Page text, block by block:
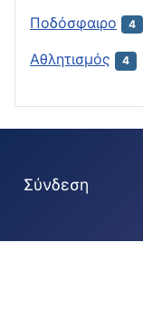
Ποδόσφαιρο 4
Αθλητισμός 4
Σύνδεση